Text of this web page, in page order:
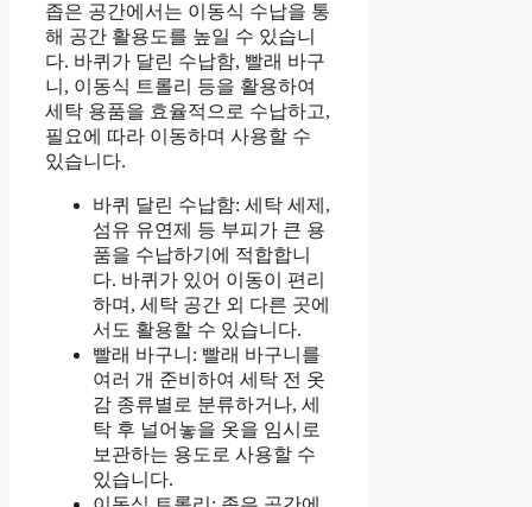
좁은 공간에서는 이동식 수납을 통
해 공간 활용도를 높일 수 있습니
다. 바퀴가 달린 수납함, 빨래 바구
니, 이동식 트롤리 등을 활용하여
세탁 용품을 효율적으로 수납하고,
필요에 따라 이동하며 사용할 수
있습니다.
바퀴 달린 수납함: 세탁 세제,
섬유 유연제 등 부피가 큰 용
품을 수납하기에 적합합니
다. 바퀴가 있어 이동이 편리
하며, 세탁 공간 외 다른 곳에
서도 활용할 수 있습니다.
빨래 바구니: 빨래 바구니를
여러 개 준비하여 세탁 전 옷
감 종류별로 분류하거나, 세
탁 후 널어놓을 옷을 임시로
보관하는 용도로 사용할 수
있습니다.